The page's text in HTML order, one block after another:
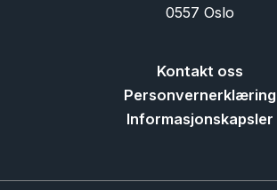
0557 Oslo
Kontakt oss
Personvernerklæring
Informasjonskapsler